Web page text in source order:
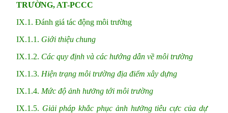
TRƯỜNG, AT-PCCC
IX.1. Đánh giá tác động môi trường
IX.1.1. Giới thiệu chung
IX.1.2. Các quy định và các hướng dẫn về môi trường
IX.1.3. Hiện trạng môi trường địa điểm xây dựng
IX.1.4. Mức độ ảnh hưởng tới môi trường
IX.1.5. Giải pháp khắc phục ảnh hưởng tiêu cực của dự